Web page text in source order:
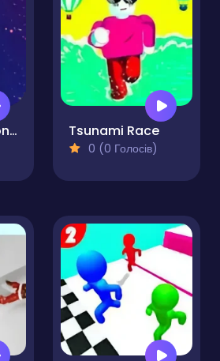
Mission To Moon Online Game Tsunami Race
0 (0 Голосів)